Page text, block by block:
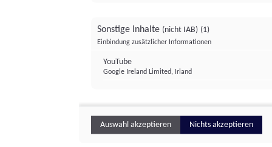
Sonstige Inhalte (nicht IAB) (1)
Einbindung zusätzlicher Informationen
YouTube
Google Ireland Limited, Irland
Auswahl akzeptieren Nichts akzeptieren